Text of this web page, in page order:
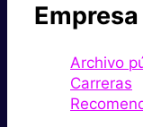
Empresa
Archivo
Carreras